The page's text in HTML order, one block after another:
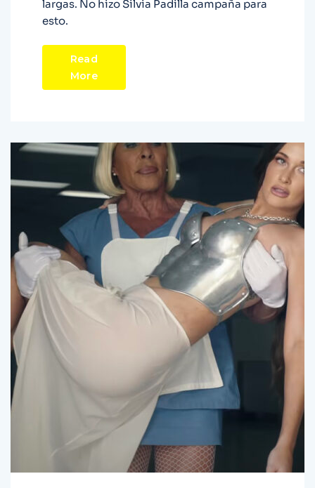
largas. No hizo Silvia Padilla campaña para
esto.
Read
More